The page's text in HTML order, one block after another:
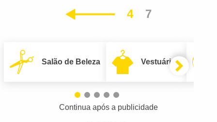
4 7
Salão de Beleza Vestuário
Continua após a publicidade